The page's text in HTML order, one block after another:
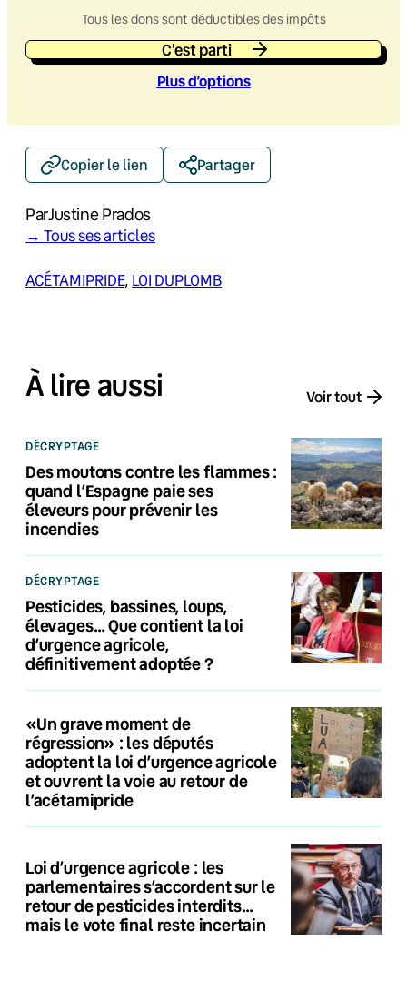
Tous les dons sont déductibles des impôts
C'est parti
Plus d’options
Copier le lien Partager
ParJustine Prados
→ Tous ses articles
ACÉTAMIPRIDE, LOI DUPLOMB
À lire aussi Voir tout
DÉCRYPTAGE
Des moutons contre les flammes :
quand l’Espagne paie ses
éleveurs pour prévenir les
incendies
DÉCRYPTAGE
Pesticides, bassines, loups,
élevages… Que contient la loi
d’urgence agricole,
définitivement adoptée ?
«Un grave moment de
régression» : les députés
adoptent la loi d’urgence agricole
et ouvrent la voie au retour de
l’acétamipride
Loi d’urgence agricole : les
parlementaires s’accordent sur le
retour de pesticides interdits…
mais le vote final reste incertain